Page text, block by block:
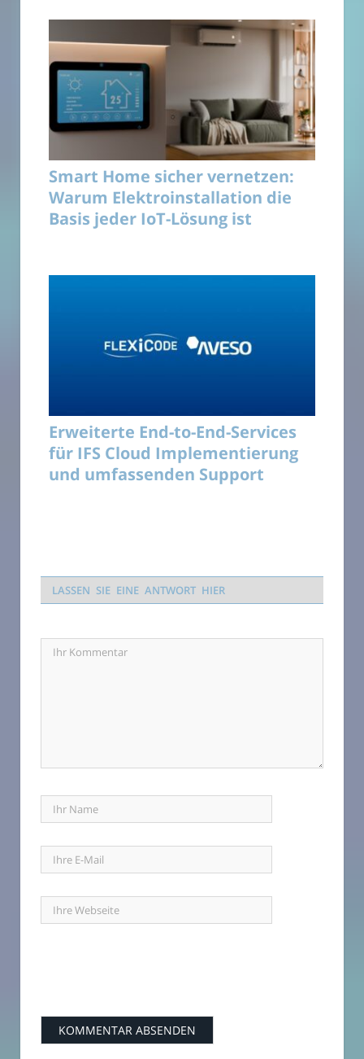
Smart Home sicher vernetzen:
Warum Elektroinstallation die
Basis jeder IoT-Lösung ist
Erweiterte End-to-End-Services
für IFS Cloud Implementierung
und umfassenden Support
LASSEN SIE EINE ANTWORT HIER